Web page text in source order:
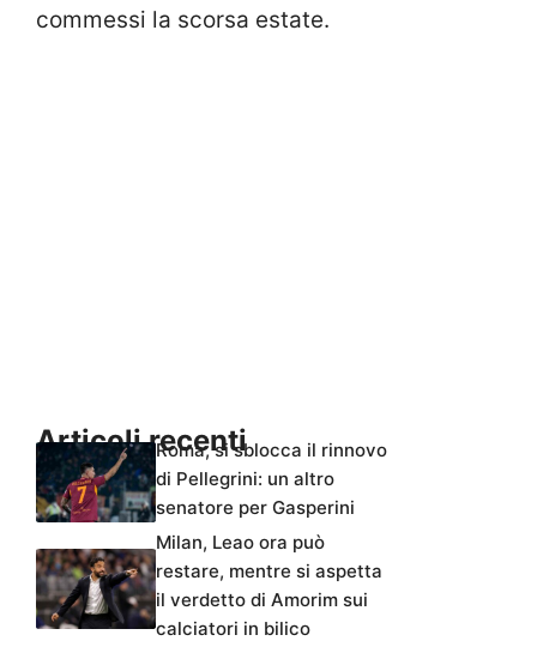
commessi la scorsa estate.
Articoli recentiRoma, si sblocca il rinnovo
di Pellegrini: un altro
senatore per Gasperini
Milan, Leao ora può
restare, mentre si aspetta
il verdetto di Amorim sui
calciatori in bilico